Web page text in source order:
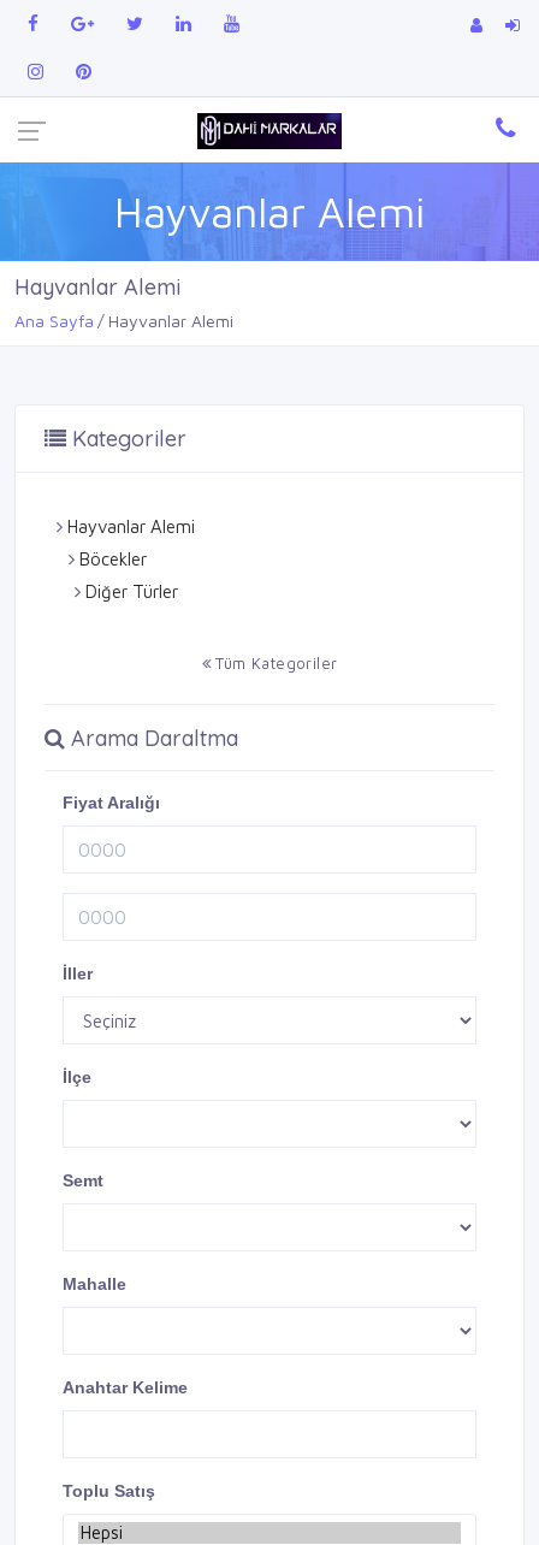
Hayvanlar Alemi
Hayvanlar Alemi
Ana Sayfa Hayvanlar Alemi
Kategoriler
Hayvanlar Alemi
Böcekler
Diğer Türler
Tüm Kategoriler
Arama Daraltma
Fiyat Aralığı
İller
İlçe
Semt
Mahalle
Anahtar Kelime
Toplu Satış